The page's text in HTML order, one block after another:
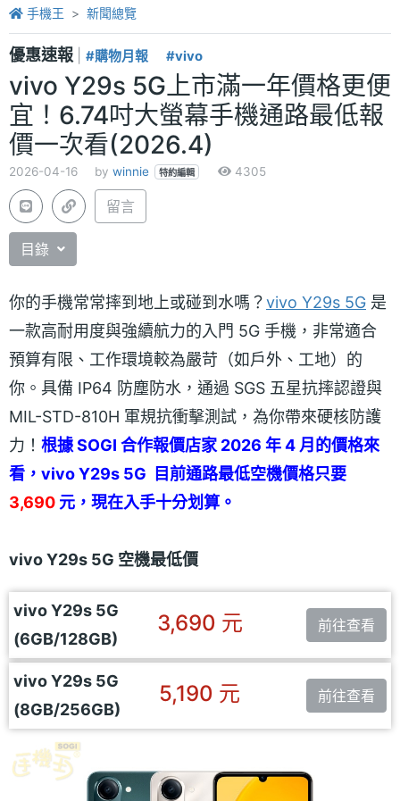
手機王 新聞總覽
優惠速報 #購物月報 #vivo
vivo Y29s 5G上市滿一年價格更便
宜！6.74吋大螢幕手機通路最低報
價一次看(2026.4)
2026-04-16 by winnie 特約編輯 4305
留言
目錄
你的手機常常摔到地上或碰到水嗎？vivo Y29s 5G 是
一款高耐用度與強續航力的入門 5G 手機，非常適合
預算有限、工作環境較為嚴苛（如戶外、工地）的
你。具備 IP64 防塵防水，通過 SGS 五星抗摔認證與
MIL-STD-810H 軍規抗衝擊測試，為你帶來硬核防護
力！ 根據 SOGI 合作報價店家 2026 年 4 月的價格來
看，vivo Y29s 5G 目前通路最低空機價格只要
3,690 元，現在入手十分划算。
vivo Y29s 5G 空機最低價
vivo Y29s 5G
(6GB/128GB)
3,690 元 前往查看
vivo Y29s 5G
(8GB/256GB)
5,190 元 前往查看